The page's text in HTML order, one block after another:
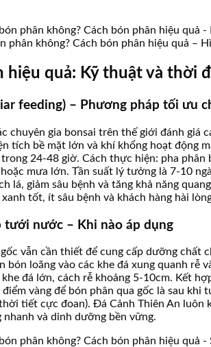
phân không? Cách bón phân hiệu quả –
hiệu quả: Kỹ thuật và thời
feeding) – Phương pháp tối ưu
chuyên gia bonsai trên thế giới đánh giá
tích bề mặt lớn và khí khổng hoạt động
24-48 giờ. Cách thực hiện: pha
mưa lớn. Tần suất lý tưởng là 7-10
lá, giảm sâu bệnh và tăng khả năng
tốt, ít sâu bệnh và khách hàng hài
tưới nước – Khi nào áp dụng
vẫn cần thiết để cung cấp dưỡng
bón loãng vào các khe đá xung quanh
đá lớn, cách rễ khoảng 5-10cm. Kết
vàng để bón phân qua gốc là sau
tiết cực đoan). Đá Cảnh Thiên An
và dinh dưỡng bền vững.